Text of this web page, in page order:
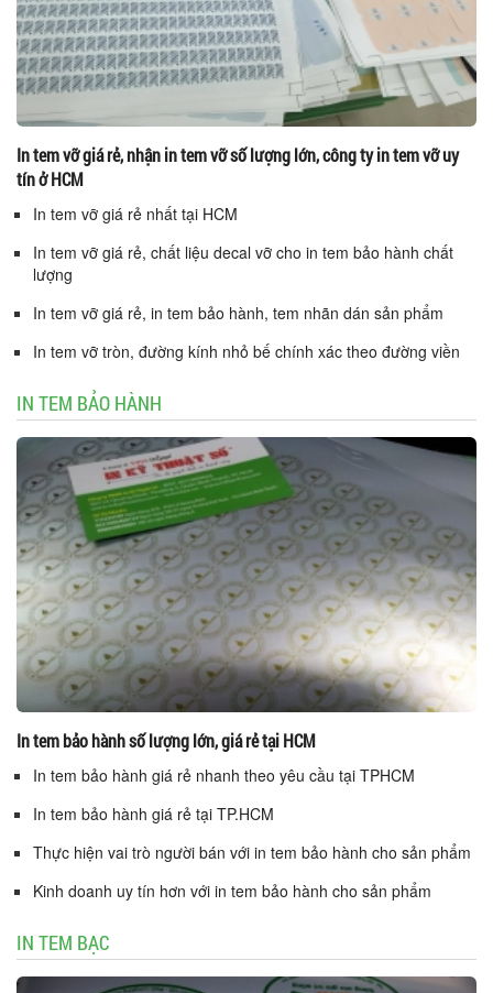
In tem vỡ giá rẻ, nhận in tem vỡ số lượng lớn, công ty in tem vỡ uy
tín ở HCM
In tem vỡ giá rẻ nhất tại HCM
In tem vỡ giá rẻ, chất liệu decal vỡ cho in tem bảo hành chất
lượng
In tem vỡ giá rẻ, in tem bảo hành, tem nhãn dán sản phẩm
In tem vỡ tròn, đường kính nhỏ bế chính xác theo đường viền
IN TEM BẢO HÀNH
In tem bảo hành số lượng lớn, giá rẻ tại HCM
In tem bảo hành giá rẻ nhanh theo yêu cầu tại TPHCM
In tem bảo hành giá rẻ tại TP.HCM
Thực hiện vai trò người bán với in tem bảo hành cho sản phẩm
Kinh doanh uy tín hơn với in tem bảo hành cho sản phẩm
IN TEM BẠC